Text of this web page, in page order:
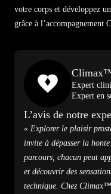
votre corps et développez
grâce à l’accompagnement
Expert
Expert en
L’avis de notre
« Explorer le plaisir
invite à dépasser la
parcours, chacun peut
et découvrir des
technique. Chez